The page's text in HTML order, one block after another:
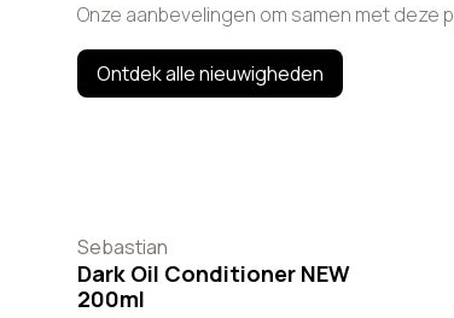
Onze aanbevelingen om samen met
Ontdek alle nieuwigheden
Sebastian
Dark Oil Conditioner NEW
200ml